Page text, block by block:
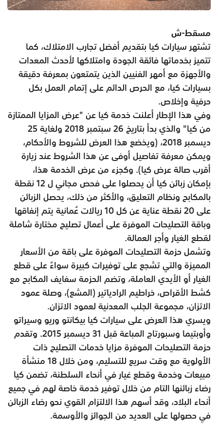
مسقط-ش
تشتهر سيارات كيا بتقديم أفضل تجارب الامتلاك، كما
تتميز بخدماتها فائقة الجودة وامتلاكها لأحدث المعدات
والأجهزة مع أمهر الفنيين الذين يتمتعون بمعرفة دقيقة
بسيارات كيا، مع الحرص الدائم على إتمام العمل بكل
حرفية وإخلاص.
وفي هذا الإطار أعلنت خدمة كيا عن "عرض المزايا الممتازة
من كيا" والذي بدأ بتاريخ 26 سبتمبر 2018 ولغاية 25
ديسمبر 2018، (ويخضع هذا العرض للشروط والأحكام،
ويمكن معرفة تفاصيل أوفى عن هذا الشروط عند زيارة
أقرب صالة عرض كيا). وكجزء من عرض الخدمة هذا،
بإمكان زبائن كيا أن يحصلوا على فحص مجاني ل 12 نقطة
بالمكابح ونظام التعليق، والأكثر من ذلك، يحصل الزبائن
على 20 نقطة عناية عن كل 10 ريالات عُمانية يتم إنفاقها
وباقة التصليحات الموفرة على أعمال تصليح مختارة شاملة
لقطع الغيار وأجر العمالة.
وتشمل حزمة التصليحات الموفرة على باقة من الأسعار
المميزة والتي تشجع على توفيرات كبيرة سواءً على قطع
الغيار أو الأيدي العاملة، وتضم الحزمة سفايف المكابح مع
كشط الأقراص، خراطيم الرادياتير (المشع)، وصلة عمود
الاتزان، مجموعة الجلب المعدنية لعمود الاتزان.
ويسري هذا العرض على سيارات كيا بيكانتو وريو وسيراتو
وأوبتيما وسبورتاج المباعة قبل 31 ديسمبر 2015. وتقدم
حزمة التصليحات الموفرة مزايا خدمات التصليح ذات
الأولوية مع وقت سريع للتسليم، ومن خلال 18 منشأة
مبيعات وخدمة وقطع غيار في أنحاء السلطنة، تضمن كيا
رضاء زبائنها التام من خلال توفير خدمة خاصة لهم في جميع
أنحاء البلاد، وقد أسهم هذا الالتزام القوي نحو رضاء الزبائن
في حصولها على العديد من الجوائز والأوسمة.